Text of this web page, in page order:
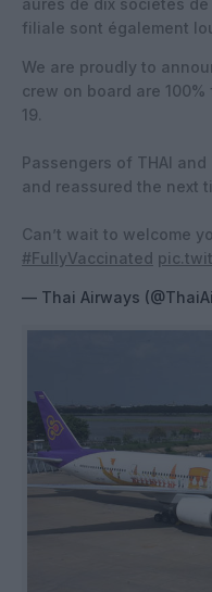
filiale sont également
We are proudly to
crew on board are
19.
Passengers of THAI
and reassured the next
Can’t wait to welcome
#FullyVaccinated
— Thai Airways